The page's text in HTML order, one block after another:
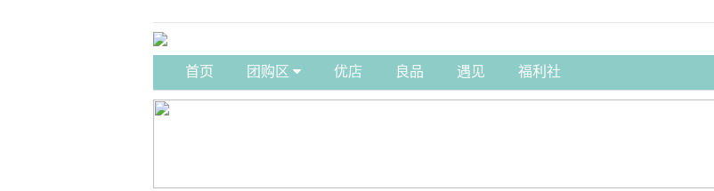
首页 团购区 优店 良品 遇见 福利社